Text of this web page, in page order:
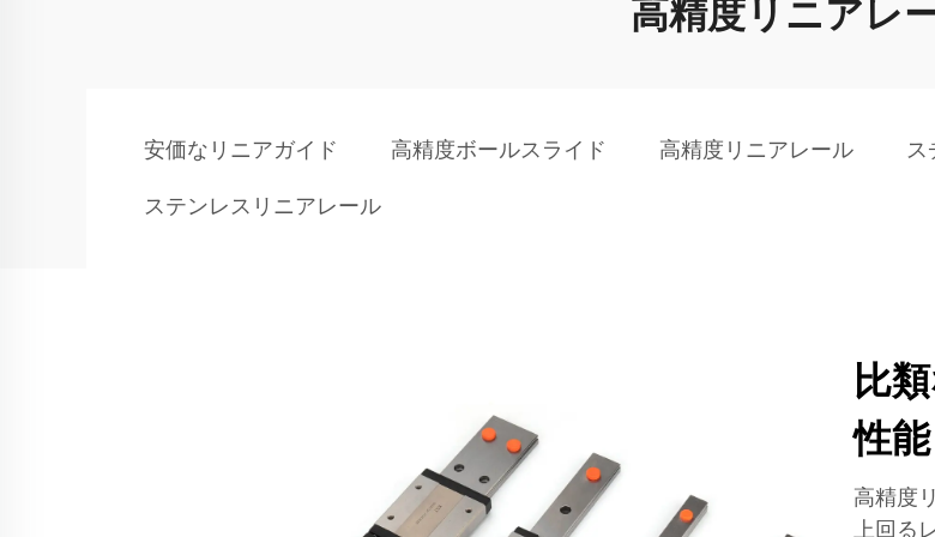
高精度リニアレ
安価なリニアガイド 高精度ボールスライド 高精度リニアレール ス
ステンレスリニアレール
比
性能
高精度
上回る